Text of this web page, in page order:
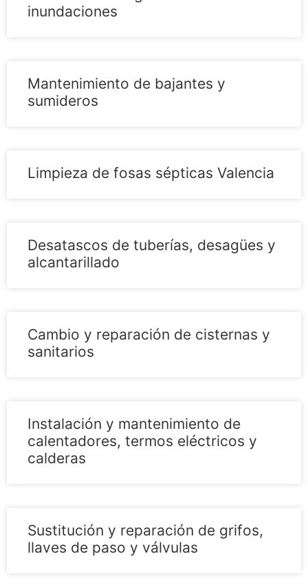
inundaciones
Mantenimiento de bajantes y
sumideros
Limpieza de fosas sépticas Valencia
Desatascos de tuberías, desagües y
alcantarillado
Cambio y reparación de cisternas y
sanitarios
Instalación y mantenimiento de
calentadores, termos eléctricos y
calderas
Sustitución y reparación de grifos,
llaves de paso y válvulas